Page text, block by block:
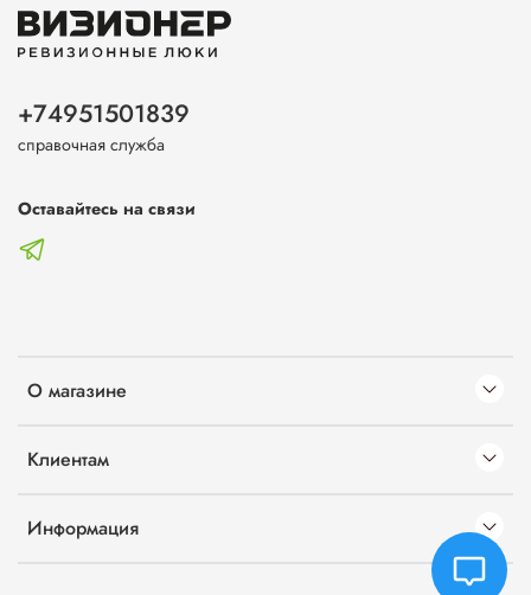
О магазине
Клиентам
Информация
+74951501839
справочная служба
Оставайтесь на связи